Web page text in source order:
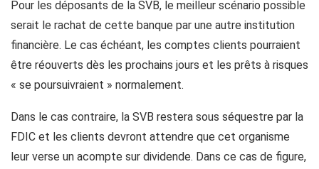
Pour les déposants de la SVB, le meilleur scénario possible
serait le rachat de cette banque par une autre institution
financière. Le cas échéant, les comptes clients pourraient
être réouverts dès les prochains jours et les prêts à risques
« se poursuivraient » normalement.
Dans le cas contraire, la SVB restera sous séquestre par la
FDIC et les clients devront attendre que cet organisme
leur verse un acompte sur dividende. Dans ce cas de figure,